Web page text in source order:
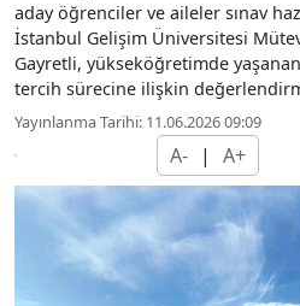
aday öğrenciler ve aileler sınav
İstanbul Gelişim Üniversitesi
Gayretli, yükseköğretimde
tercih sürecine ilişkin
Yayınlanma Tarihi: 11.06.2026 09:09
A- | A+